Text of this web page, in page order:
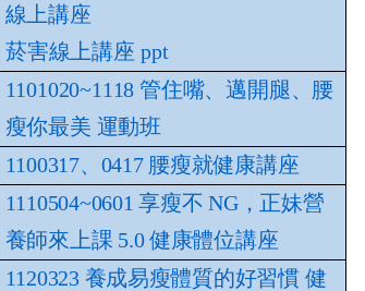
線上講座
菸害線上講座 ppt
1101020~1118 管住嘴、邁開腿、腰
瘦你最美 運動班
1100317、0417 腰瘦就健康講座
1110504~0601 享瘦不 NG，正妹營
養師來上課 5.0 健康體位講座
1120323 養成易瘦體質的好習慣 健